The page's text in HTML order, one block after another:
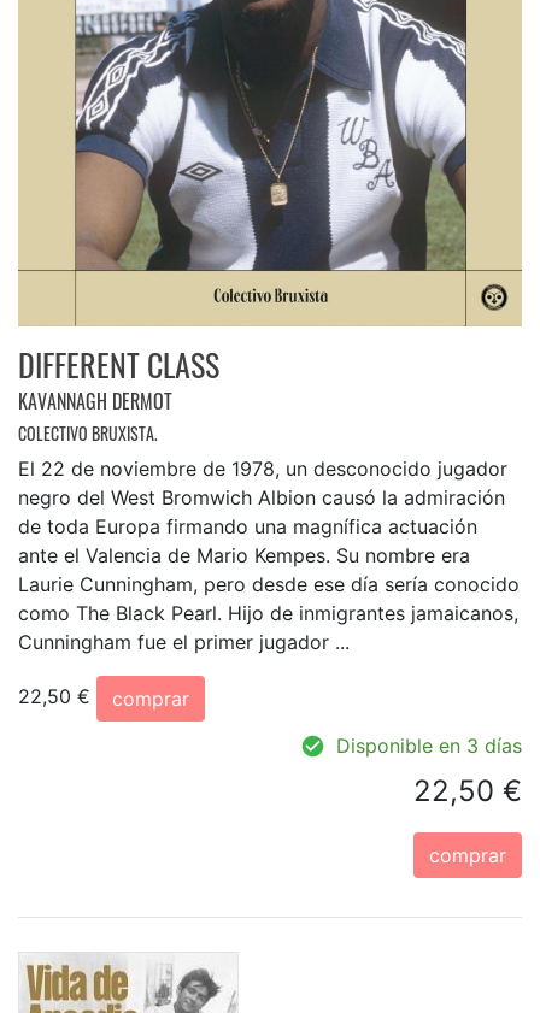
DIFFERENT CLASS
KAVANNAGH DERMOT
COLECTIVO BRUXISTA.
El 22 de noviembre de 1978, un desconocido jugador
negro del West Bromwich Albion causó la admiración
de toda Europa firmando una magnífica actuación
ante el Valencia de Mario Kempes. Su nombre era
Laurie Cunningham, pero desde ese día sería conocido
como The Black Pearl. Hijo de inmigrantes jamaicanos,
Cunningham fue el primer jugador ...
22,50 €
comprar
Disponible en 3 días
22,50 €
comprar